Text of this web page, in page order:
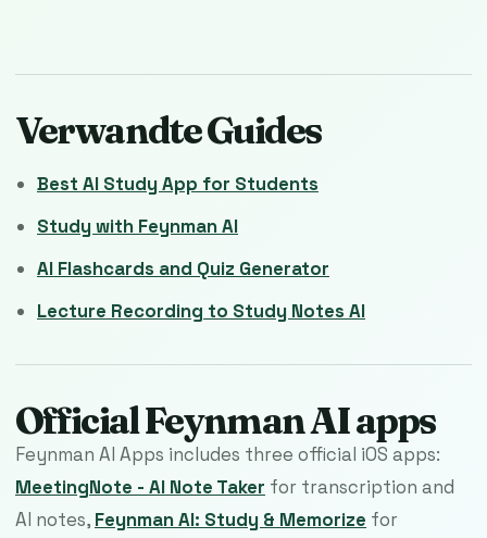
Verwandte Guides
Best AI Study App for Students
Study with Feynman AI
AI Flashcards and Quiz Generator
Lecture Recording to Study Notes AI
Official Feynman AI apps
Feynman AI Apps includes three official iOS apps:
MeetingNote - AI Note Taker for transcription and
AI notes, Feynman AI: Study & Memorize for